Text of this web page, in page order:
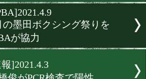
撤回
[ニュース]2021.4.19
JBCに対してJPBAが抗議文
出。